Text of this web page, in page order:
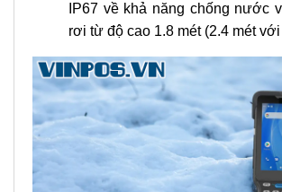
IP67 về khả năng chống nước
rơi từ độ cao 1.8 mét (2.4 mét